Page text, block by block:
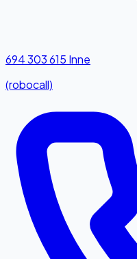
694 303 615 Inne
(robocall)